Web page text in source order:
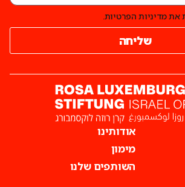
מדיניות הפרטיות.
שליחה
אודותינו
מימון
השותפים שלנו